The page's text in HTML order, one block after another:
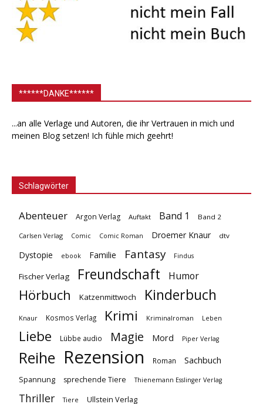
******DANKE******
...an alle Verlage und Autoren, die ihr Vertrauen in mich und
meinen Blog setzen! Ich fühle mich geehrt!
Schlagwörter
Abenteuer Argon Verlag Auftakt Band 1 Band 2
Carlsen Verlag Comic Comic Roman Droemer Knaur dtv
Dystopie ebook Familie Fantasy Findus
Fischer Verlag Freundschaft Humor
Hörbuch Katzenmittwoch Kinderbuch
Knaur Kosmos Verlag Krimi Kriminalroman Leben
Liebe Lübbe audio Magie Mord Piper Verlag
Reihe Rezension Roman Sachbuch
Spannung sprechende Tiere Thienemann Esslinger Verlag
Thriller Tiere Ullstein Verlag